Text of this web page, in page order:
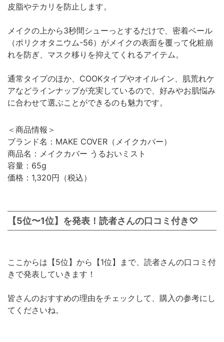
皮脂やテカリを防止します。
メイクの上から3秒間シューっとするだけで、密着ベール
（ポリクオタニウム-56）がメイクの表面を覆って化粧崩
れを防ぎ、マスク移りを抑えてくれるアイテム。
通常タイプのほか、COOKタイプやオイルイン、肌荒れケ
アなどラインナップが充実しているので、好みやお肌悩み
に合わせて選ぶことができるのも魅力です。
＜商品情報＞
ブランド名：MAKE COVER（メイクカバー）
商品名：メイクカバー うるおいミスト
容量：65g
価格：1,320円（税込）
【5位〜1位】を発表！読者さんの口コミ付き♡
ここからは【5位】から【1位】まで、読者さんの口コミ付
きで発表していきます！
皆さんのおすすめの理由をチェックして、購入の参考にし
てくださいね。